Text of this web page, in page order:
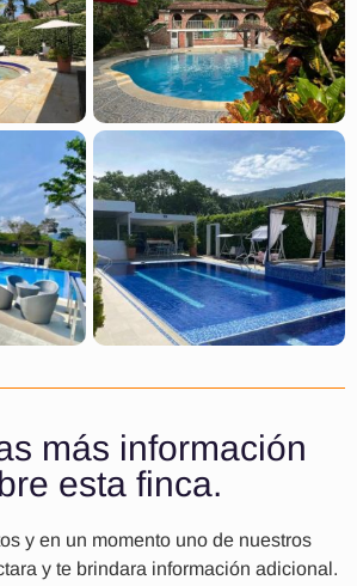
más información
esta finca.
y en un momento uno de nuestros
y te brindara información adicional.